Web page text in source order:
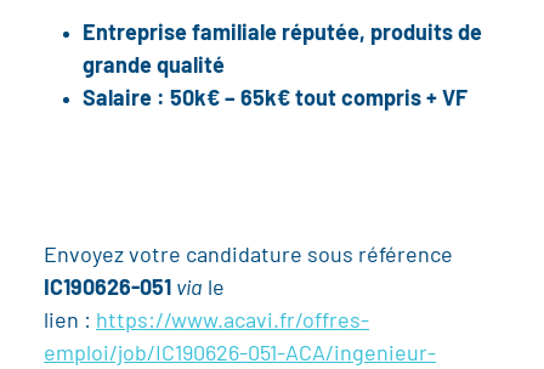
Entreprise familiale réputée, produits de
grande qualité
Salaire : 50k€ – 65k€ tout compris + VF
Envoyez votre candidature sous référence
IC190626-051 via le
lien : https://www.acavi.fr/offres-
emploi/job/IC190626-051-ACA/ingenieur-